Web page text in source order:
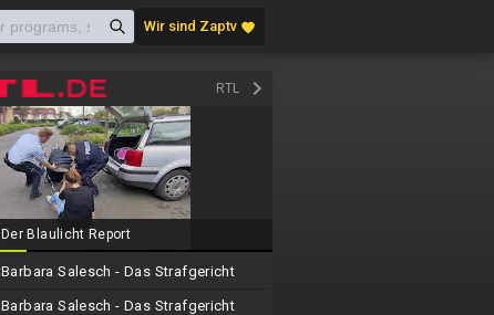
Wir sind Zaptv favorite
RTL keyboard_arrow_right
Der Blaulicht Report
Barbara Salesch - Das Strafgericht
Barbara Salesch - Das Strafgericht